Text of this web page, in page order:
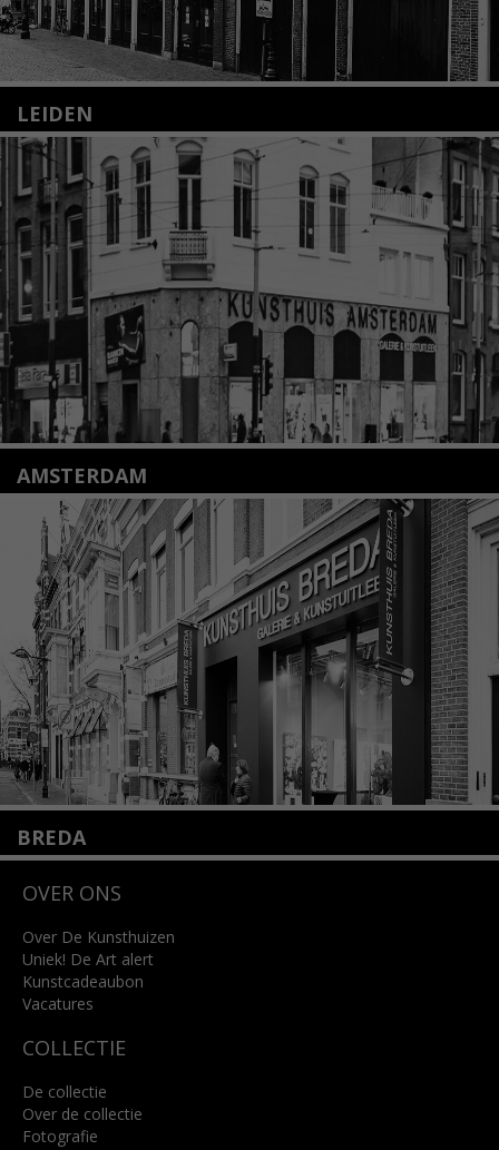
LEIDEN
Nieuwstraat 35
2312 KA Leiden
+31(0)71 – 52 84 480
info@kunsthuisleiden.nl
Lees meer
AMSTERDAM
Amstelveenseweg 135
1075 VX Amsterdam
+31 (0)20 2332546
info@kunsthuisamsterdam.nl
Lees meer
BREDA
4818 SB Breda
info@kunsthuisbreda.nl
Lees meer
OVER ONS
Over De Kunsthuizen
Uniek! De Art alert
Kunstcadeaubon
Vacatures
COLLECTIE
De collectie
Over de collectie
Fotografie